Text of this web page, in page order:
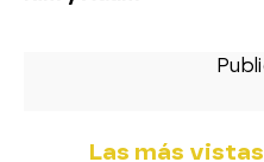
Las más vistas